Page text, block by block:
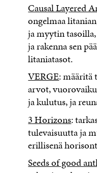
Causal Layered
ongelmaa
ja myytin
ja rakenna sen
litaniatasot.
VERGE: määritä
arvot,
ja kulutus, ja
3 Horizons:
tulevaisuutta ja
erillisenä
Seeds of good